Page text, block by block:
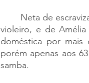
Neta de
violeiro, e de
doméstica por mais
porém apenas aos
samba.